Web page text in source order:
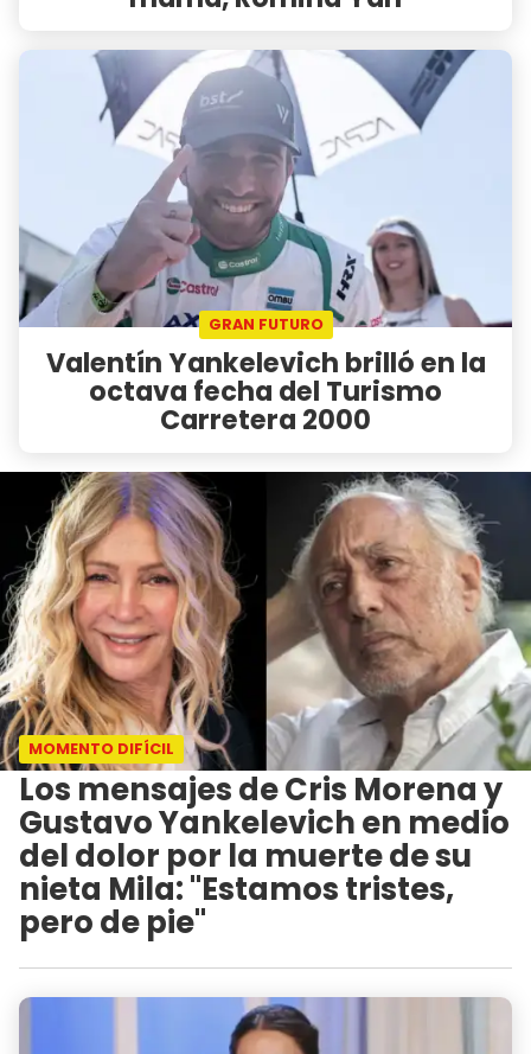
GRAN FUTURO
Valentín Yankelevich brilló en la
octava fecha del Turismo
Carretera 2000
MOMENTO DIFÍCIL
Los mensajes de Cris Morena y
Gustavo Yankelevich en medio
del dolor por la muerte de su
nieta Mila: "Estamos tristes,
pero de pie"